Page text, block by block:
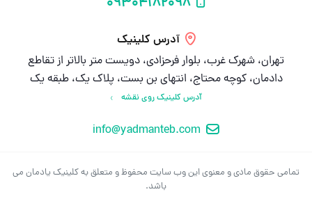
آدرس کلینیک
تهران، شهرک غرب، بلوار فرحزادی، دویست متر بالاتر از تقاطع
دادمان، کوچه محتاج، انتهای بن بست، پلاک یک، طبقه یک
آدرس کلینیک روی نقشه
ایمیلinfo@yadmanteb.com
تمامی حقوق مادی و معنوی این وب سایت محفوظ و متعلق به کلینیک یادمان می
باشد.